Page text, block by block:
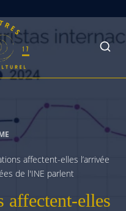
affectent-elles l’arrivée
de l'INE parlent
affectent-elles